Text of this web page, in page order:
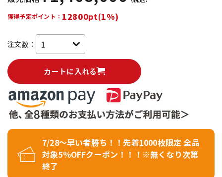
獲得予定ポイント： 12800pt(1%)
注文数：
カートに入れる
7/28～早い者勝ち！！先着1000枚限定 全品
対象5％OFFクーポン！！！※無くなり次第
終了